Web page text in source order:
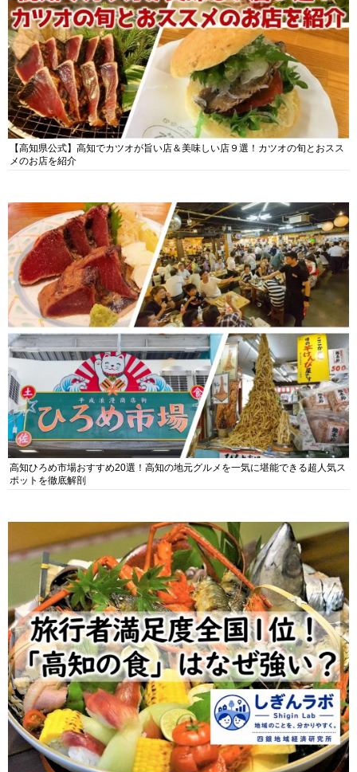
【高知県公式】高知でカツオが旨い店＆美味しい店９選！カツオの旬とおスス
メのお店を紹介
高知ひろめ市場おすすめ20選！高知の地元グルメを一気に堪能できる超人気ス
ポットを徹底解剖